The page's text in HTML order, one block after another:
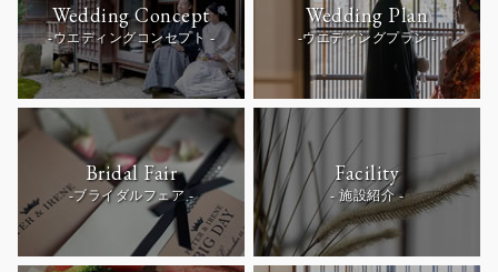
Wedding Concept
-ウエディングコンセプト -
Wedding Plan
-ウエディングプラン -
Bridal Fair
-ブライダルフェア -
Facility
- 施設紹介 -